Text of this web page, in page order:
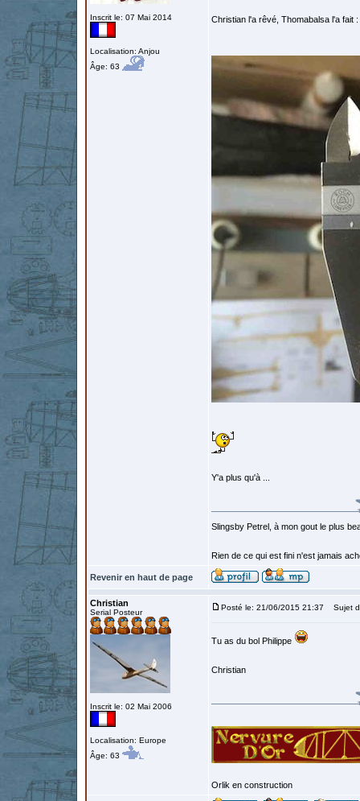
Inscrit le: 07 Mai 2014
Localisation: Anjou
Âge: 63
Christian l'a rêvé, Thomabalsa l'a fait :
Y'a plus qu'à ...
Slingsby Petrel, à mon gout le plus
Rien de ce qui est fini n'est jamais
Revenir en haut de page
Christian
Serial Posteur
Inscrit le: 02 Mai 2006
Localisation: Europe
Âge: 63
Posté le: 21/06/2015 21:37 Sujet
Tu as du bol Philippe
Christian
Orlik en construction